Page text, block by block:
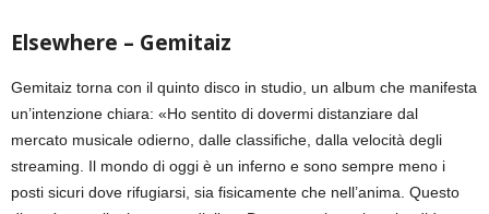
Elsewhere – Gemitaiz
Gemitaiz torna con il quinto disco in studio, un album che manifesta
un’intenzione chiara: «Ho sentito di dovermi distanziare dal
mercato musicale odierno, dalle classifiche, dalla velocità degli
streaming. Il mondo di oggi è un inferno e sono sempre meno i
posti sicuri dove rifugiarsi, sia fisicamente che nell’anima. Questo